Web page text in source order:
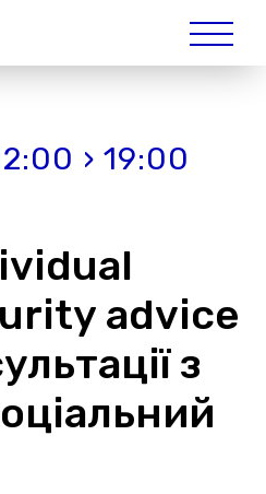
› 19:00
advice
з